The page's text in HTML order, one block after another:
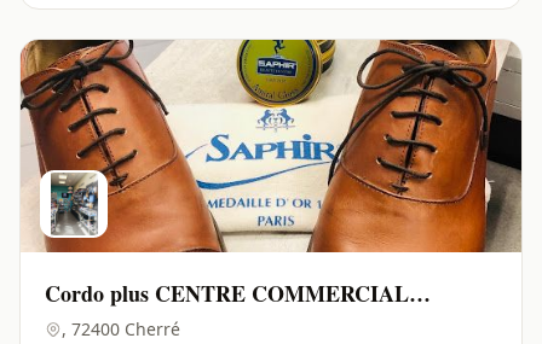
Cordo plus CENTRE COMMERCIAL
LECLERC VAL D HUISNE | Cherré - 72400
, 72400 Cherré